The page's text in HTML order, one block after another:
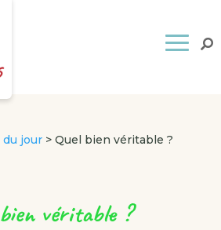
jour >Quel bien véritable ?
véritable ?